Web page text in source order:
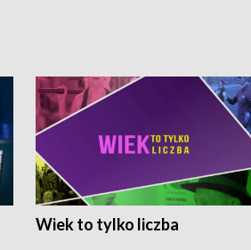
Wiek to tylko liczba